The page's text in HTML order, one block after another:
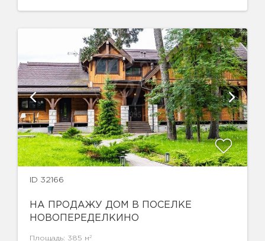
ID 32166
НА ПРОДАЖУ ДОМ В ПОСЕЛКЕ
НОВОПЕРЕДЕЛКИНО
Площадь: 385 м2